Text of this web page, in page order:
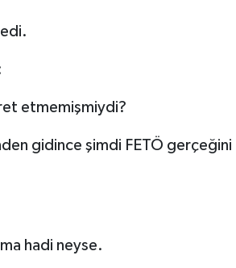
etmemişmiydi?
gidince şimdi FETÖ gerçeğini
hadi neyse.